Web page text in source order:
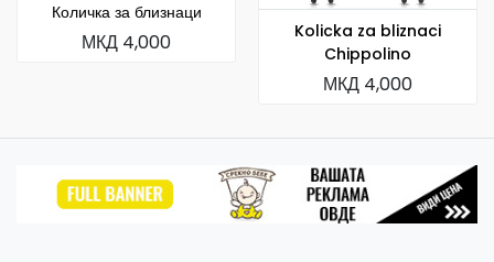
Количка за близнаци
МКД 4,000
Kolicka za bliznaci
Chippolino
МКД 4,000